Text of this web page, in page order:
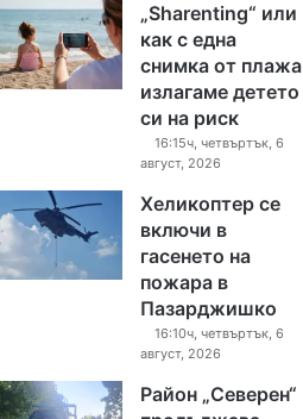
„Sharenting“ или
как с една
снимка от плажа
излагаме детето
си на риск
16:15ч, четвъртък, 6
август, 2026
Хеликоптер се
включи в
гасенето на
пожара в
Пазарджишко
16:10ч, четвъртък, 6
август, 2026
Район „Северен“